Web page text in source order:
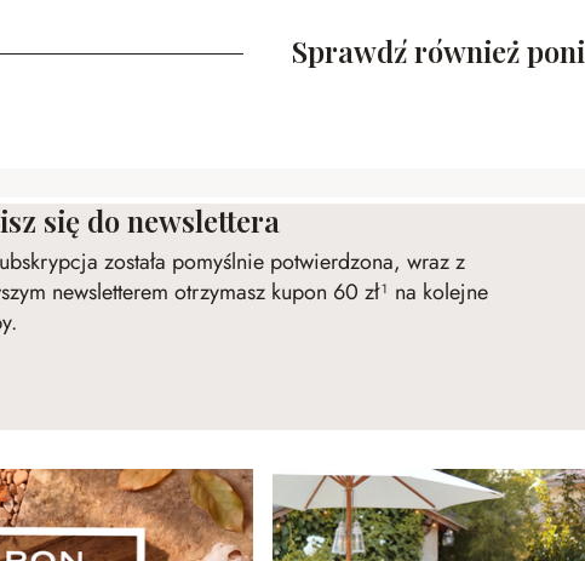
Sprawdź również
się do newslettera
została pomyślnie potwierdzona, wraz z
newsletterem otrzymasz kupon 60 zł¹ na kolejne